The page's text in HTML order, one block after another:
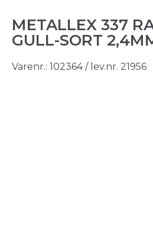
METALLEX 337
GULL-SORT
Varenr.: 102364 / lev.nr. 21956